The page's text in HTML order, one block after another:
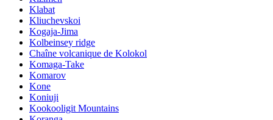
Klabat
Kliuchevskoi
Kogaja-Jima
Kolbeinsey ridge
Chaîne volcanique de Kolokol
Komaga-Take
Komarov
Kone
Koniuji
Kookooligit Mountains